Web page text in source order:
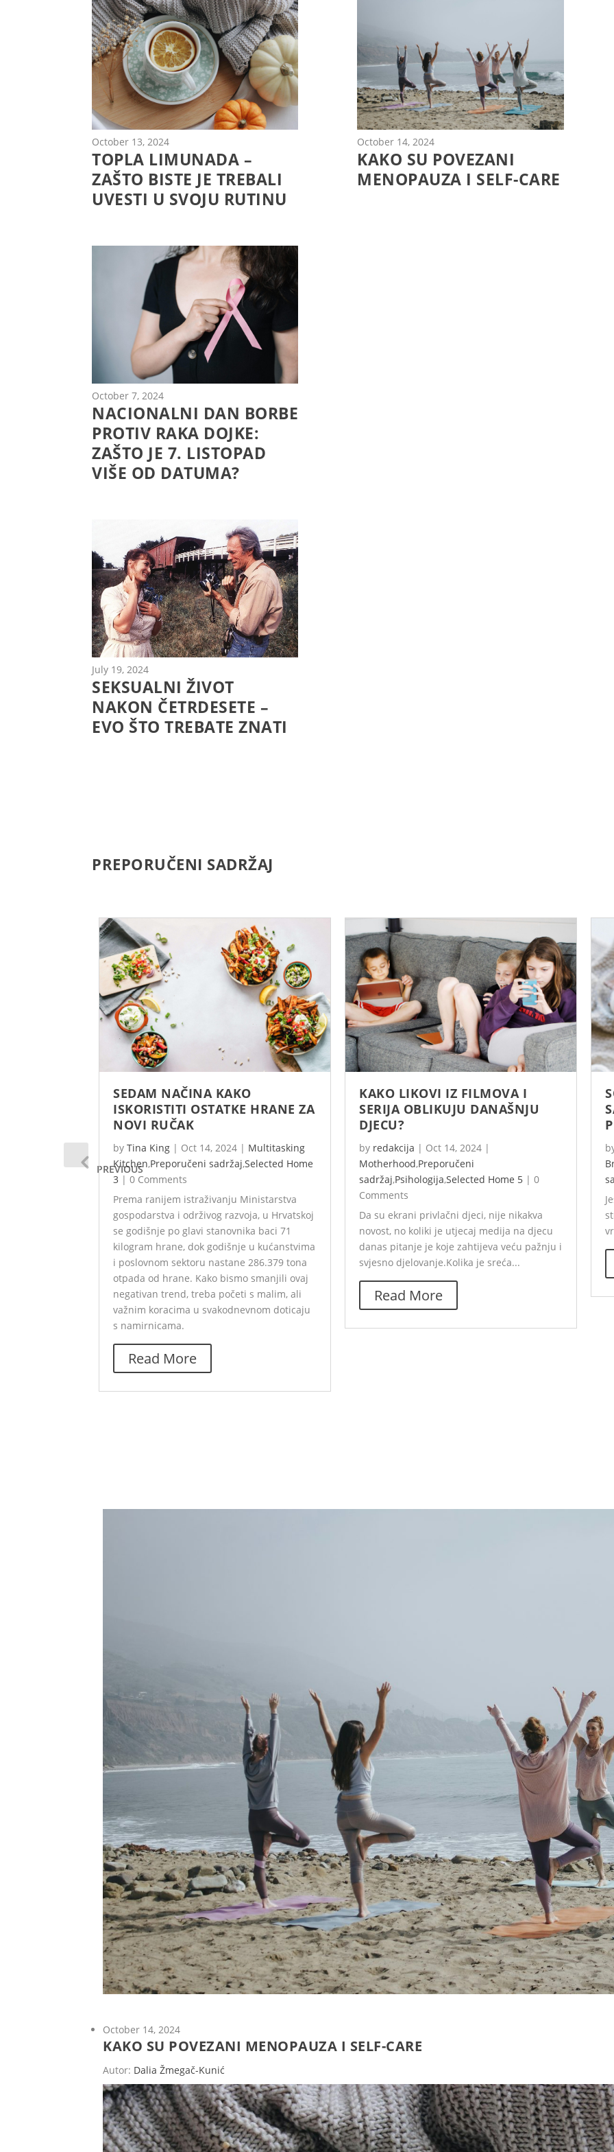
October 13, 2024
TOPLA LIMUNADA –
ZAŠTO BISTE JE TREBALI
UVESTI U SVOJU RUTINU
October 7, 2024
NACIONALNI DAN BORBE
PROTIV RAKA DOJKE:
ZAŠTO JE 7. LISTOPAD
VIŠE OD DATUMA?
July 19, 2024
SEKSUALNI ŽIVOT
NAKON ČETRDESETE –
EVO ŠTO TREBATE ZNATI
October 14, 2024
KAKO SU POVEZANI
MENOPAUZA I SELF-CARE
PREPORUČENI SADRŽAJ
PREVIOUS
SEDAM NAČINA KAKO
ISKORISTITI OSTATKE HRANE ZA
NOVI RUČAK
by Tina King | Oct 14, 2024 | Multitasking
Kitchen,Preporučeni sadržaj,Selected Home
3 | 0 Comments
Prema ranijem istraživanju Ministarstva
gospodarstva i održivog razvoja, u Hrvatskoj
se godišnje po glavi stanovnika baci 71
kilogram hrane, dok godišnje u kućanstvima
i poslovnom sektoru nastane 286.379 tona
otpada od hrane. Kako bismo smanjili ovaj
negativan trend, treba početi s malim, ali
važnim koracima u svakodnevnom doticaju
s namirnicama.
Read More
KAKO LIKOVI IZ FILMOVA I
SERIJA OBLIKUJU DANAŠNJU
DJECU?
by redakcija | Oct 14, 2024 |
Motherhood,Preporučeni
sadržaj,Psihologija,Selected Home 5 | 0
Comments
Da su ekrani privlačni djeci, nije nikakva
novost, no koliki je utjecaj medija na djecu
danas pitanje je koje zahtijeva veću pažnju i
svjesno djelovanje.Kolika je sreća...
Read More
October 14, 2024
KAKO SU POVEZANI MENOPAUZA I SELF-CARE
Autor: Dalia Žmegač-Kunić